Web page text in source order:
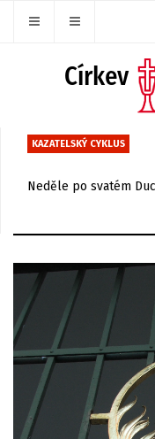
KAZATELSKÝ CYKLUS
Neděle po svatém